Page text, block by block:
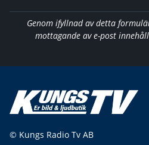
Genom ifyllnad av detta
mottagande av e-post
© Kungs Radio Tv AB